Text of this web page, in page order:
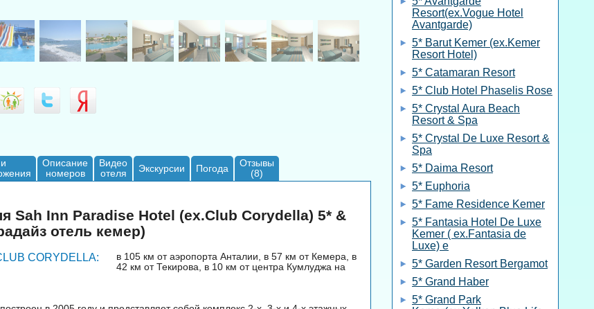
Описание
номеров
Видео
отеля
Экскурсии Погода
Отзывы
(8)
Sah Inn Paradise Hotel (ex.Club Corydella) 5* &
отель кемер)
CORYDELLA:
в 105 км от аэропорта Анталии, в 57 км от Кемера, в
42 км от Текирова, в 10 км от центра Кумлуджа на
Resort(ex.Vogue Hotel
Avantgarde)
5* Barut Kemer (ex.Kemer
Resort Hotel)
5* Catamaran Resort
5* Club Hotel Phaselis Rose
5* Crystal Aura Beach
Resort & Spa
5* Crystal De Luxe Resort &
Spa
5* Daima Resort
5* Euphoria
5* Fame Residence Kemer
5* Fantasia Hotel De Luxe
Kemer ( ex.Fantasia de
Luxe) e
5* Garden Resort Bergamot
5* Grand Haber
5* Grand Park